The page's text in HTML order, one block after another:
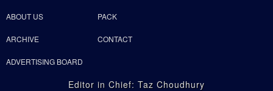
ABOUT US PACK
ARCHIVE CONTACT
ADVERTISING BOARD
Editor in Chief: Taz Choudhury